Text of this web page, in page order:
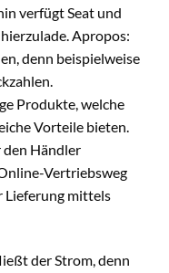
verfügt Seat und
Apropos:
denn beispielweise
Produkte, welche
Vorteile bieten.
Händler
Vertriebsweg
Lieferung mittels
der Strom, denn